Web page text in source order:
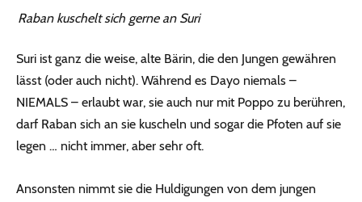
Raban kuschelt sich gerne an Suri
Suri ist ganz die weise, alte Bärin, die den Jungen gewähren
lässt (oder auch nicht). Während es Dayo niemals –
NIEMALS – erlaubt war, sie auch nur mit Poppo zu berühren,
darf Raban sich an sie kuscheln und sogar die Pfoten auf sie
legen … nicht immer, aber sehr oft.
Ansonsten nimmt sie die Huldigungen von dem jungen